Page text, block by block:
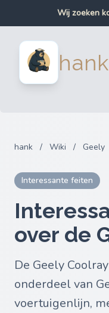
Wij zoeken
Wij zoeken
hank
hank / Wiki / Geely
Interessante feiten
over de
De Geely
onderdeel van
voertuigenlijn,